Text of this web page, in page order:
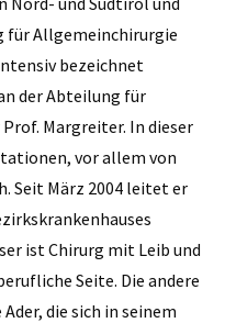
für Allgemeinchirurgie
bezeichnet
der Abteilung für
Margreiter. In dieser
vor allem von
Seit März 2004 leitet er
ist Chirurg mit Leib und
Seite. Die andere
die sich in seinem